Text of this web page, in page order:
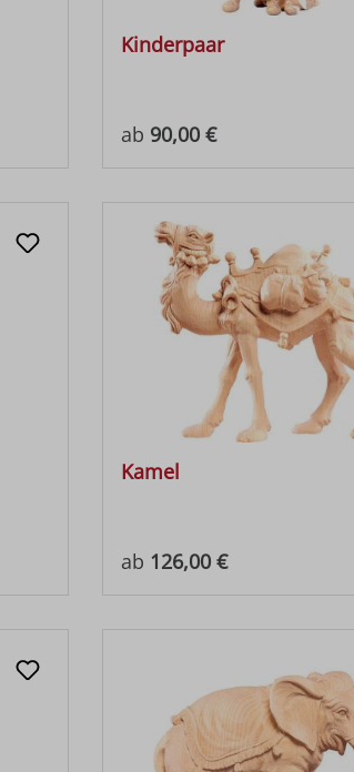
Kinderpaar
Regulärer Preis:
ab 90,00 €
Kamel
Regulärer Preis:
ab 126,00 €